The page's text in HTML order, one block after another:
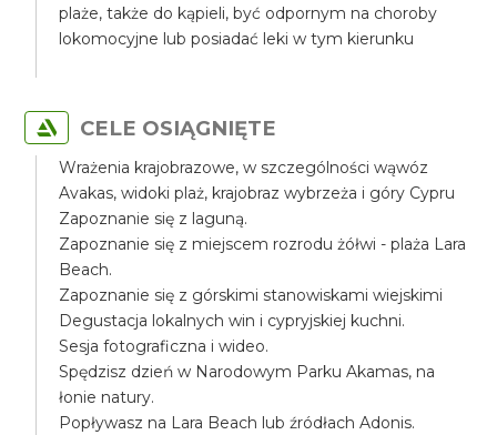
plaże, także do kąpieli, być odpornym na choroby
lokomocyjne lub posiadać leki w tym kierunku
CELE OSIĄGNIĘTE
Wrażenia krajobrazowe, w szczególności wąwóz
Avakas, widoki plaż, krajobraz wybrzeża i góry Cypru
Zapoznanie się z laguną.
Zapoznanie się z miejscem rozrodu żółwi - plaża Lara
Beach.
Zapoznanie się z górskimi stanowiskami wiejskimi
Degustacja lokalnych win i cypryjskiej kuchni.
Sesja fotograficzna i wideo.
Spędzisz dzień w Narodowym Parku Akamas, na
łonie natury.
Popływasz na Lara Beach lub źródłach Adonis.